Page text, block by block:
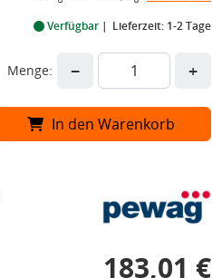
Verfügbar Lieferzeit: 1-2 Tage
Menge: − +
In den Warenkorb
183,01 €